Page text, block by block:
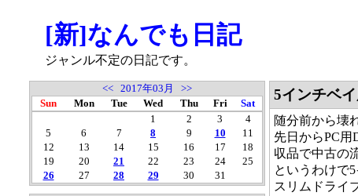
[新]なんでも日記
ジャンル不定の日記です。
<< 2017年03月
>>
Sun
Mon Tue Wed Thu Fri
Sat
1
2 3
4
5
6 7 8 9 10
11
12
13 14 15 16 17
18
19
20 21 22 23 24
25
26
27 28 29 30 31
5インチベ
随分前から壊
先日からPC
収品で中古の
というわけで
スリムドライ